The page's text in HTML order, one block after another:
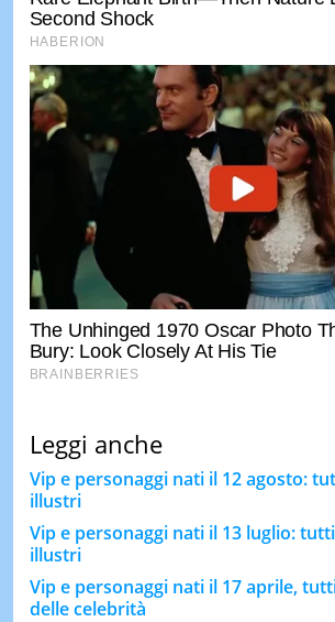
Leggi anche
Vip e personaggi nati il 12 agosto:
illustri
Vip e personaggi nati il 13 luglio:
illustri
Vip e personaggi nati il 17 aprile,
delle celebrità